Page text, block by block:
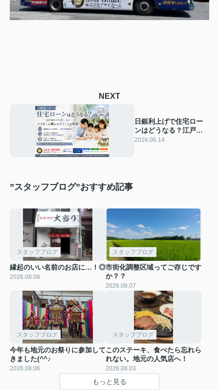
NEXT
日銀利上げで住宅ロー
ンはどうなる？江戸川
区で失敗しないマイホ
2026.06.14
”スタッフブログ”おすすめ記事
スタッフブログ
縁起のいい名前のお店に…！◎
2026.08.08
スタッフブログ
市街化調整区域ってご存じです
か？？
2026.08.07
スタッフブログ
今年も地元のお祭りに参加して
きました(^^♪
2026.08.06
スタッフブログ
このステーキ、食べたら忘れら
れない。地元の人気店へ！
2026.08.03
もっと見る